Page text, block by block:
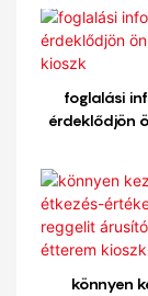
foglalási
érdeklődjön
könnyen